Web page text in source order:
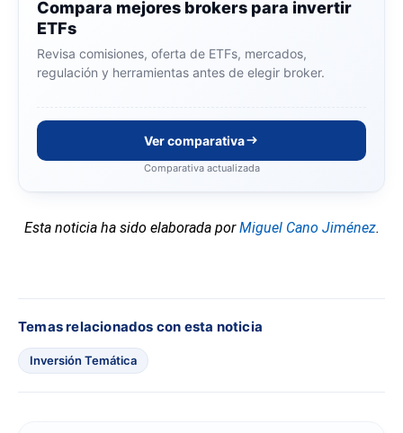
Compara mejores brokers para invertir
ETFs
Revisa comisiones, oferta de ETFs, mercados,
regulación y herramientas antes de elegir broker.
Ver comparativa
Comparativa actualizada
Esta noticia ha sido elaborada porMiguel Cano Jiménez.
Temas relacionados con esta noticia
Inversión Temática